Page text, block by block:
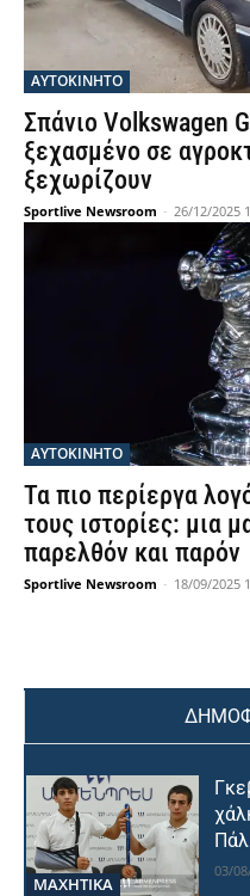
ΑΥΤΟΚΙΝΗΤΟ
Σπάνιο Volkswagen
ξεχασμένο σε
ξεχωρίζουν
Sportlive Newsroom - 26/12/2025
ΑΥΤΟΚΙΝΗΤΟ
Τα πιο περίεργα
τους ιστορίες: μια
παρελθόν και παρόν
Sportlive Newsroom - 18/09/2025
ΜΑΧΗΤΙΚΑ
03/